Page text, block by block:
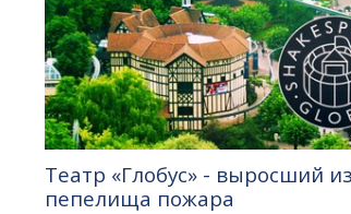
Театр «Глобус» - выросший из
пепелища пожара